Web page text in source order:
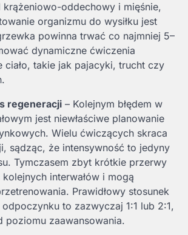
krążeniowo-oddechowy i mięśnie,
organizmu do wysiłku jest
powinna trwać co najmniej 5–
dynamiczne ćwiczenia
ciało, takie jak pajacyki, trucht czy
regeneracji – Kolejnym błędem w
jest niewłaściwe planowanie
Wielu ćwiczących skraca
sądząc, że intensywność to jedyny
Tymczasem zbyt krótkie przerwy
interwałów i mogą
Prawidłowy stosunek
to zazwyczaj 1:1 lub 2:1,
poziomu zaawansowania.